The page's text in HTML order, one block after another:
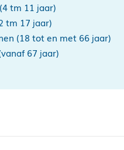
tm 11 jaar)
tm 17 jaar)
(18 tot en met 66 jaar)
67 jaar)